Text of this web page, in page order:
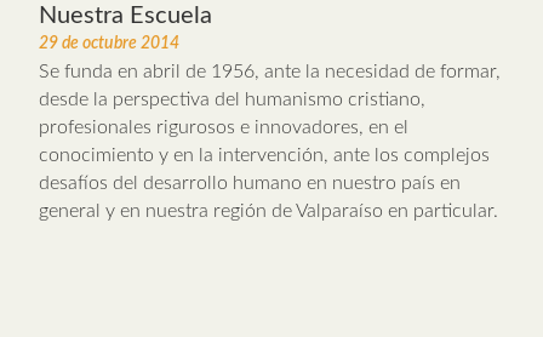
Nuestra Escuela
29 de octubre 2014
Se funda en abril de 1956, ante la necesidad de formar,
desde la perspectiva del humanismo cristiano,
profesionales rigurosos e innovadores, en el
conocimiento y en la intervención, ante los complejos
desafíos del desarrollo humano en nuestro país en
general y en nuestra región de Valparaíso en particular.